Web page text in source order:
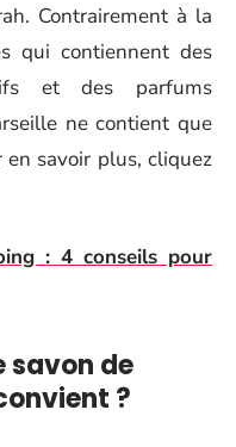
Contrairement à la
qui contiennent des
et des parfums
ne contient que
savoir plus, cliquez
: 4 conseils pour
savon de
?